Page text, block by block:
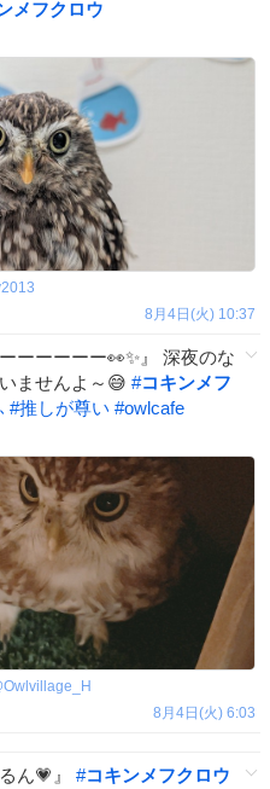
メフクロウ
8月4日(火) 10:37
ーーーーー👀✨』 深夜のな
ませんよ～😅 #コキンメフ
#推しが尊い #owlcafe
Owlvillage_H
8月4日(火) 6:03
ん💗』 #コキンメフクロウ